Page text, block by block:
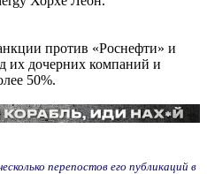
против «Роснефти» и
их дочерних компаний и
50%.
перепостов его публикаций в